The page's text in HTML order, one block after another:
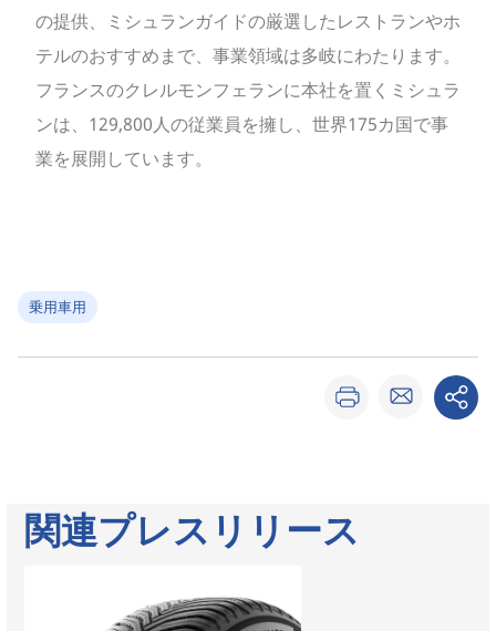
の提供、ミシュランガイドの厳選したレストランやホ
テルのおすすめまで、事業領域は多岐にわたります。
フランスのクレルモンフェランに本社を置くミシュラ
ンは、129,800人の従業員を擁し、世界175カ国で事
業を展開しています。
乗用車用
関連プレスリリース